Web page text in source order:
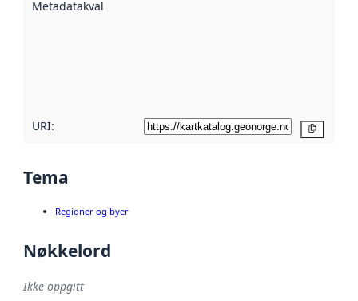
Metadatakvalitet
URI:
Tema
Regioner og byer
Nøkkelord
Ikke oppgitt